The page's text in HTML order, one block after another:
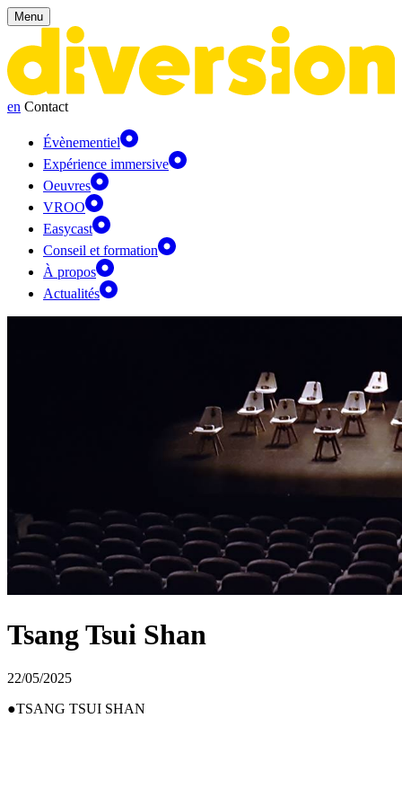
Panneau de gestion des cookies
Menu
en Contact
Évènementiel
Expérience immersive
Oeuvres
VROO
Easycast
Conseil et formation
À propos
Actualités
Tsang Tsui Shan
22/05/2025
TSANG TSUI SHAN